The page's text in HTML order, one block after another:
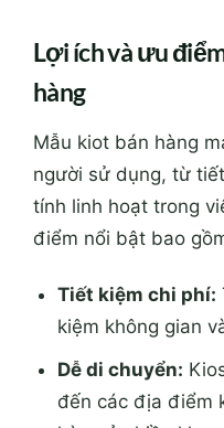
Lợi ích và ưu
hàng
Mẫu kiot bán hàng
người sử dụng, từ
tính linh hoạt trong
điểm nổi bật bao
Tiết kiệm chi phí:
kiệm không gian
Dễ di chuyển:
đến các địa điểm